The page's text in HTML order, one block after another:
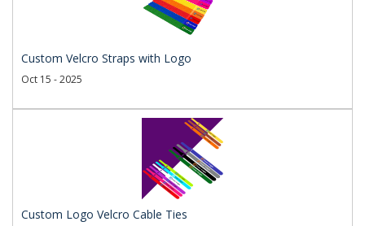
Custom Velcro Straps with Logo
Oct 15 - 2025
Custom Logo Velcro Cable Ties